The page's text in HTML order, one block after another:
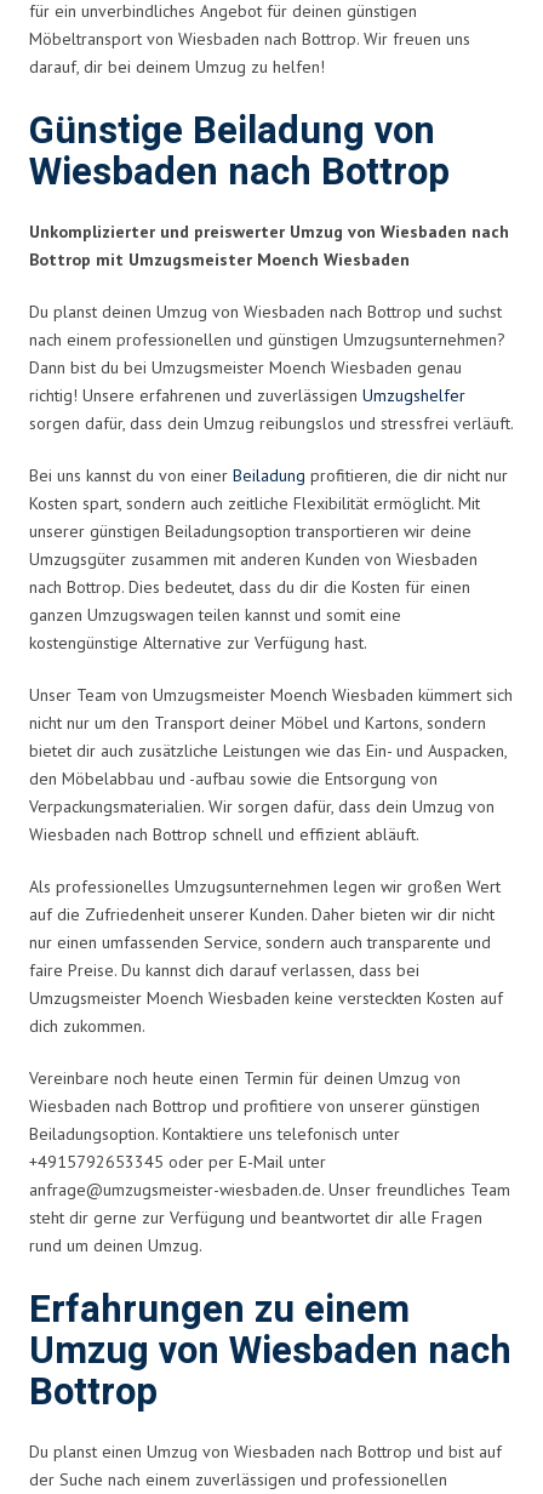
für ein unverbindliches Angebot für deinen günstigen
Möbeltransport von Wiesbaden nach Bottrop. Wir freuen uns
darauf, dir bei deinem Umzug zu helfen!
Günstige Beiladung von
Wiesbaden nach Bottrop
Unkomplizierter und preiswerter Umzug von Wiesbaden nach
Bottrop mit Umzugsmeister Moench Wiesbaden
Du planst deinen Umzug von Wiesbaden nach Bottrop und suchst
nach einem professionellen und günstigen Umzugsunternehmen?
Dann bist du bei Umzugsmeister Moench Wiesbaden genau
richtig! Unsere erfahrenen und zuverlässigen Umzugshelfer
sorgen dafür, dass dein Umzug reibungslos und stressfrei verläuft.
Bei uns kannst du von einer Beiladung profitieren, die dir nicht nur
Kosten spart, sondern auch zeitliche Flexibilität ermöglicht. Mit
unserer günstigen Beiladungsoption transportieren wir deine
Umzugsgüter zusammen mit anderen Kunden von Wiesbaden
nach Bottrop. Dies bedeutet, dass du dir die Kosten für einen
ganzen Umzugswagen teilen kannst und somit eine
kostengünstige Alternative zur Verfügung hast.
Unser Team von Umzugsmeister Moench Wiesbaden kümmert sich
nicht nur um den Transport deiner Möbel und Kartons, sondern
bietet dir auch zusätzliche Leistungen wie das Ein- und Auspacken,
den Möbelabbau und -aufbau sowie die Entsorgung von
Verpackungsmaterialien. Wir sorgen dafür, dass dein Umzug von
Wiesbaden nach Bottrop schnell und effizient abläuft.
Als professionelles Umzugsunternehmen legen wir großen Wert
auf die Zufriedenheit unserer Kunden. Daher bieten wir dir nicht
nur einen umfassenden Service, sondern auch transparente und
faire Preise. Du kannst dich darauf verlassen, dass bei
Umzugsmeister Moench Wiesbaden keine versteckten Kosten auf
dich zukommen.
Vereinbare noch heute einen Termin für deinen Umzug von
Wiesbaden nach Bottrop und profitiere von unserer günstigen
Beiladungsoption. Kontaktiere uns telefonisch unter
+4915792653345 oder per E-Mail unter
anfrage@umzugsmeister-wiesbaden.de. Unser freundliches Team
steht dir gerne zur Verfügung und beantwortet dir alle Fragen
rund um deinen Umzug.
Erfahrungen zu einem
Umzug von Wiesbaden nach
Bottrop
Du planst einen Umzug von Wiesbaden nach Bottrop und bist auf
der Suche nach einem zuverlässigen und professionellen